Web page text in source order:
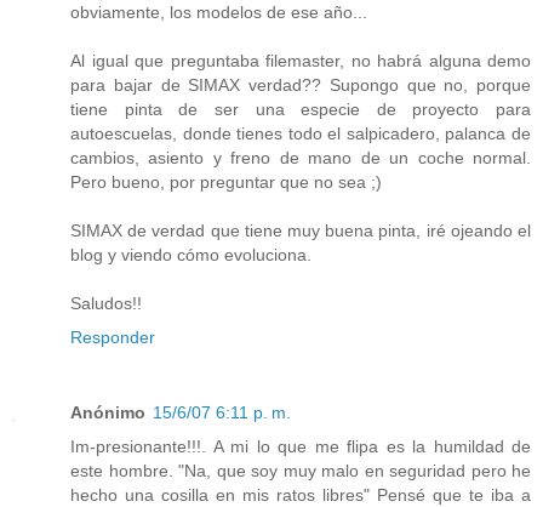
obviamente, los modelos de ese año...
Al igual que preguntaba filemaster, no habrá alguna demo
para bajar de SIMAX verdad?? Supongo que no, porque
tiene pinta de ser una especie de proyecto para
autoescuelas, donde tienes todo el salpicadero, palanca de
cambios, asiento y freno de mano de un coche normal.
Pero bueno, por preguntar que no sea ;)
SIMAX de verdad que tiene muy buena pinta, iré ojeando el
blog y viendo cómo evoluciona.
Saludos!!
Responder
Anónimo 15/6/07 6:11 p. m.
Im-presionante!!!. A mi lo que me flipa es la humildad de
este hombre. "Na, que soy muy malo en seguridad pero he
hecho una cosilla en mis ratos libres" Pensé que te iba a